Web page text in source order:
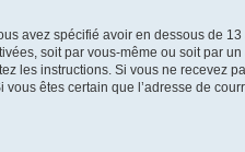
avez spécifié avoir en dessous de
soit par vous-même ou soit par
les instructions. Si vous ne recevez
êtes certain que l’adresse de